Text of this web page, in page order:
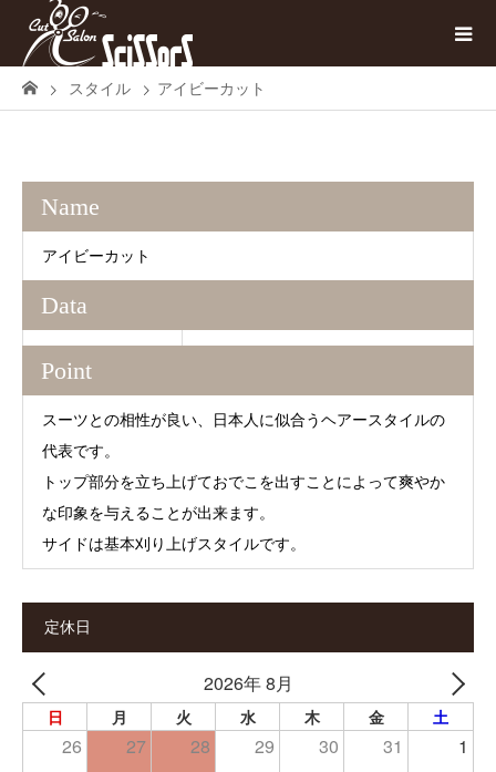
スタイル アイビーカット
Name
アイビーカット
Data
Point
スーツとの相性が良い、日本人に似合うヘアースタイルの
代表です。
トップ部分を立ち上げておでこを出すことによって爽やか
な印象を与えることが出来ます。
サイドは基本刈り上げスタイルです。
定休日
2026年 8月
日 月 火 水 木 金 土
26 27 28 29 30 31 1